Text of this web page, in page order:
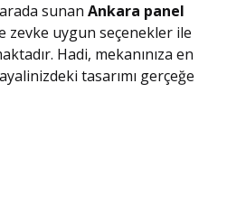
sunan Ankara panel
zevke uygun seçenekler ile
Hadi, mekanınıza en
tasarımı gerçeğe